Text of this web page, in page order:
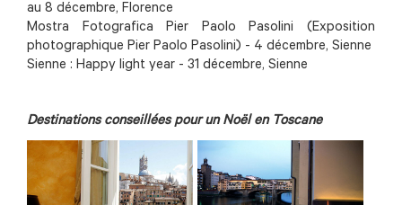
au 8 décembre, Florence
Mostra Fotografica Pier Paolo Pasolini (Exposition
photographique Pier Paolo Pasolini) - 4 décembre, Sienne
Sienne : Happy light year - 31 décembre, Sienne
Destinations conseillées pour un Noël en Toscane